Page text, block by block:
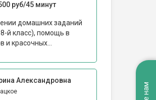
руб/45 минут
домашних заданий
й класс), помощь в
и красочных...
Александровна